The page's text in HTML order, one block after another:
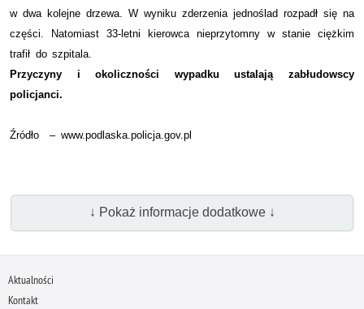
w dwa kolejne drzewa. W wyniku zderzenia jednoślad rozpadł się na
części. Natomiast 33-letni kierowca nieprzytomny w stanie ciężkim
trafił do szpitala.
Przyczyny i okoliczności wypadku ustalają zabłudowscy
policjanci.
Źródło – www.podlaska.policja.gov.pl
↓ Pokaż informacje dodatkowe ↓
Aktualności
Kontakt